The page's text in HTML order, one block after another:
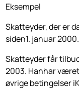
Eksempel
Skatteyder, der er
siden1. januar 2000.
Skatteyder får
2003. Hanhar
øvrige betingelser